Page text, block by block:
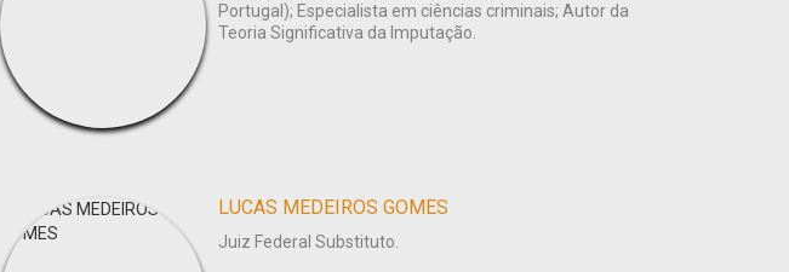
Portugal); Especialista em ciências criminais; Autor da
Teoria Significativa da Imputação.
LUCAS MEDEIROS GOMES
Juiz Federal Substituto.